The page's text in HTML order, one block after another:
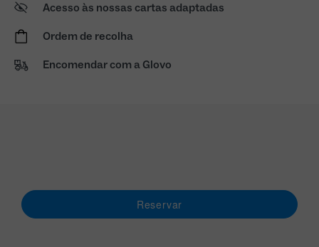
Acesso às nossas cartas adaptadas
Ordem de recolha
Encomendar com a Glovo